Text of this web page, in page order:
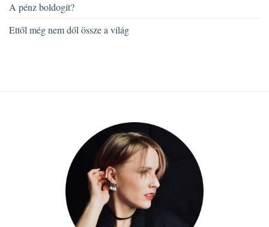
A pénz boldogít?
Ettől még nem dől össze a világ